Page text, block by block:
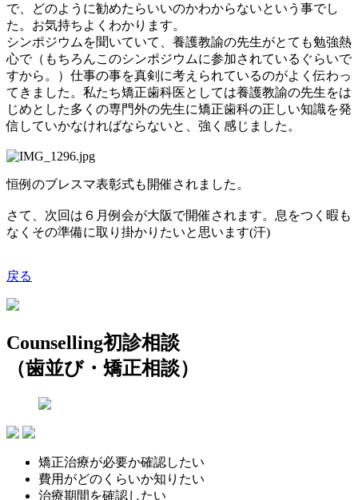
で、どのように勧めたらいいのかわからないという事でし
た。お気持ちよくわかります。
シンポジウムを聞いていて、養護教諭の先生がとても勉強熱
心で（もちろんこのシンポジウムに参加されているぐらいで
すから。）仕事の事を真剣に考えられているのがよく伝わっ
てきました。私たち矯正歯科医としては養護教諭の先生をは
じめとした多くの専門外の先生に矯正歯科の正しい知識を発
信していかなければならないと、強く感じました。
恒例のブレスマ表彰式も開催されました。
さて、次回は６月例会が大阪で開催されます。息をつく暇も
なくその準備に取り掛かりたいと思います(汗)
戻る
Counselling初診相談
（歯並び・矯正相談）
矯正治療が必要か確認したい
費用がどのくらいか知りたい
治療期間を確認したい